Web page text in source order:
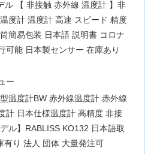
ル 【 非接触 赤外線 温度計 】非
度計 温度計 高速 スピード 精度
簡易包装 日本語 説明書 コロナ
可能 日本製センサー 在庫あり
ー
温度計BW 赤外線温度計 赤外線
計 日本仕様温度計 高精度 非接
ル】RABLISS KO132 日本語取
有り 法人 団体 大量発注可